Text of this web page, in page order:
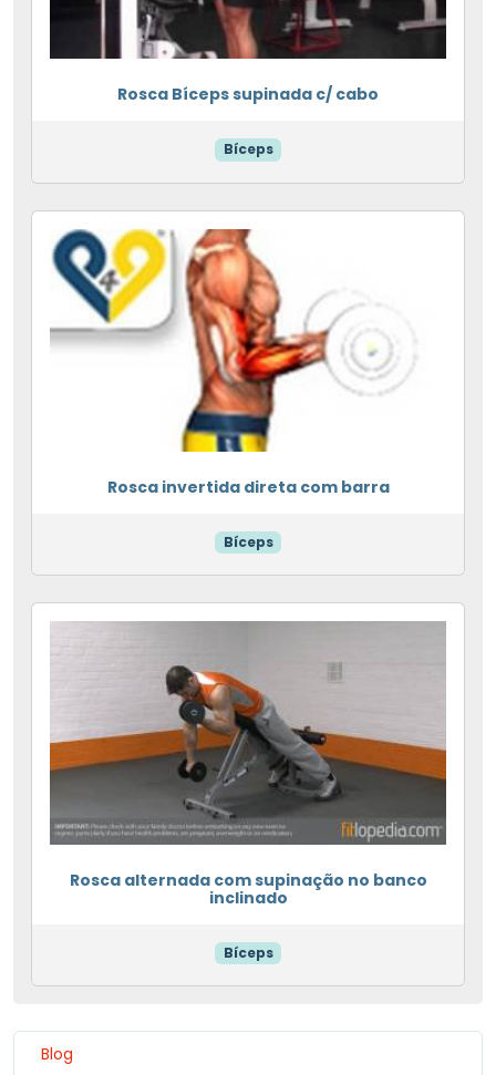
Rosca Bíceps supinada c/ cabo
Bíceps
Rosca invertida direta com barra
Bíceps
Rosca alternada com supinação no banco
inclinado
Bíceps
Blog